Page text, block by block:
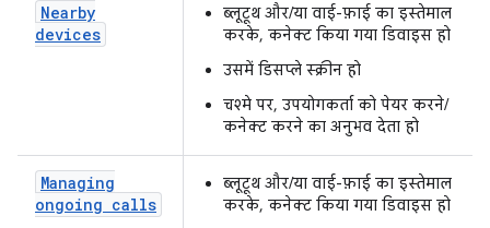
Nearby
devices
ब्लूटूथ और/या वाई-फ़ाई का इस्तेमाल
करके, कनेक्ट किया गया डिवाइस हो
उसमें डिसप्ले स्क्रीन हो
चश्मे पर, उपयोगकर्ता को पेयर करने/
कनेक्ट करने का अनुभव देता हो
Managing
ongoing calls
ब्लूटूथ और/या वाई-फ़ाई का इस्तेमाल
करके, कनेक्ट किया गया डिवाइस हो